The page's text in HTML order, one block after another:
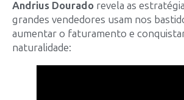
Andrius Dourado revela as
grandes vendedores usam nos
aumentar o faturamento e
naturalidade: